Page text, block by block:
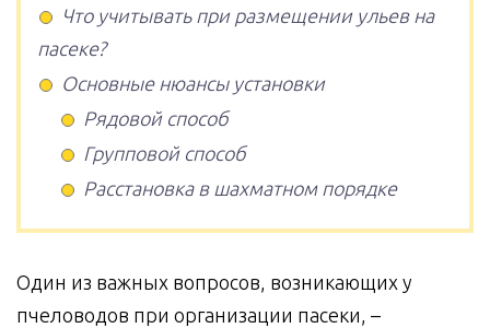
Что учитывать при размещении ульев на
пасеке?
Основные нюансы установки
Рядовой способ
Групповой способ
Расстановка в шахматном порядке
Один из важных вопросов, возникающих у
пчеловодов при организации пасеки, –